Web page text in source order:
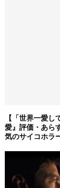
【「世界一愛
愛』評価・あら
気のサイコホラ